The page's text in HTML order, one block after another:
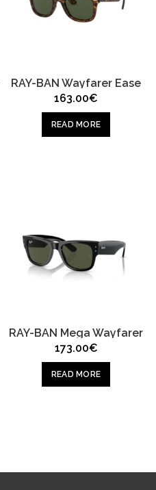
RAY-BAN Wayfarer Ease
163.00€
READ MORE
RAY-BAN Mega Wayfarer
173.00€
READ MORE